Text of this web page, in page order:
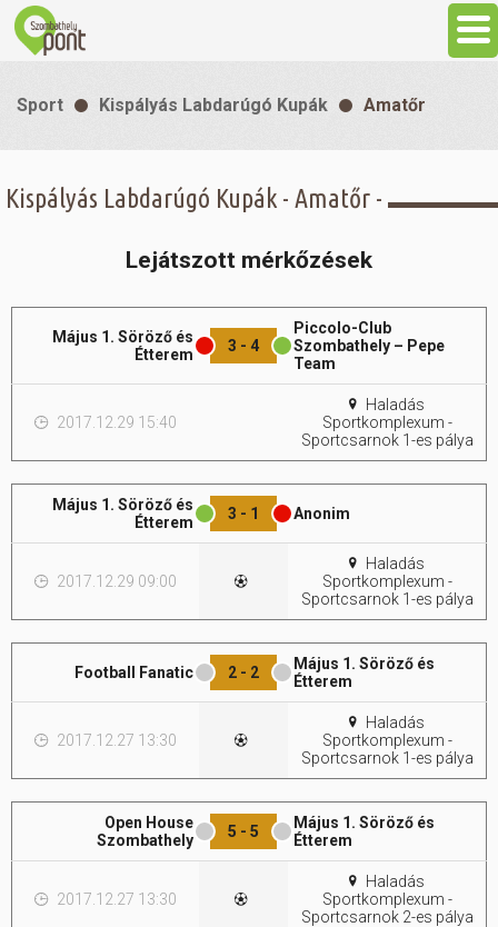
Látnivalók
Szállás
Sport
Szabadidő
Hasznos
Sport Kispályás Labdarúgó Kupák Amatőr
Kispályás Labdarúgó Kupák - Amatőr -
Lejátszott mérkőzések
Május 1. Söröző és
Étterem
3 - 4
Piccolo-Club
Szombathely – Pepe
Team
2017.12.29 15:40
Haladás
Sportkomplexum -
Sportcsarnok 1-es pálya
Május 1. Söröző és
Étterem
3 - 1 Anonim
2017.12.29 09:00
Haladás
Sportkomplexum -
Sportcsarnok 1-es pálya
Football Fanatic 2 - 2
Május 1. Söröző és
Étterem
2017.12.27 13:30
Haladás
Sportkomplexum -
Sportcsarnok 1-es pálya
Open House
Szombathely
5 - 5
Május 1. Söröző és
Étterem
2017.12.27 13:30
Haladás
Sportkomplexum -
Sportcsarnok 2-es pálya